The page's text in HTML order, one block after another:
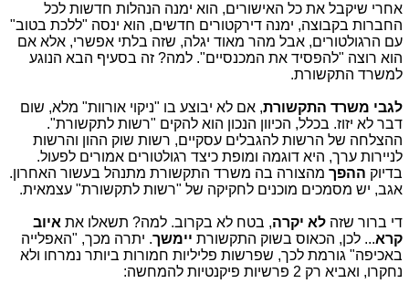
אחרי שיקבל את כל האישורים, הוא ימנה הנהלות חדשות לכל
החברות בקבוצה, ימנה דירקטורים חדשים, הוא ינסה "ללכת בטוב"
עם הרגולטורים, אבל מהר מאוד יגלה, שזה בלתי אפשרי, אלא אם
הוא רוצה "להפסיד את המכנסיים". למה? זה בסעיף הבא הנוגע
למשרד התקשורת.
לגבי משרד התקשורת, אם לא יבוצע בו "ניקוי אורוות" מלא, שום
דבר לא יזוז. בכלל, הכיוון הנכון הוא להקים "רשות לתקשורת".
ההצלחה של הרשות להגבלים עסקיים, רשות שוק ההון והרשות
לניירות ערך, היא דוגמה ומופת כיצד רגולטורים אמורים לפעול.
בדיוק ההפך מהצורה בה משרד התקשורת מתנהל בעשור האחרון.
אגב, יש מסמכים מוכנים לחקיקה של "רשות לתקשורת" עצמאית.
די ברור שזה לא יקרה, בטח לא בקרוב. למה? תשאלו את איוב
קרא... לכן, הכאוס בשוק התקשורת יימשך. יתרה מכך, "האפלייה
באכיפה" גורמת לכך, שפרשות פליליות חמורות ביותר נמרחו ולא
נחקרו, ואביא רק 2 פרשיות פיקנטיות להמחשה: